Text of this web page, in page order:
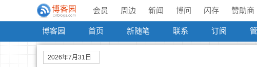
会员 周边 新闻 博问 闪存 赞助商
博客园 首页 新随笔 联系 订阅
2026年7月31日